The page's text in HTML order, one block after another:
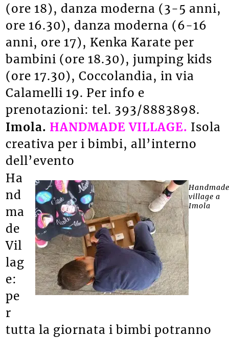
(ore 18), danza moderna (3-5 anni,
ore 16.30), danza moderna (6-16
anni, ore 17), Kenka Karate per
bambini (ore 18.30), jumping kids
(ore 17.30), Coccolandia, in via
Calamelli 19. Per info e
prenotazioni: tel. 393/8883898.
Imola. HANDMADE VILLAGE. Isola
creativa per i bimbi, all’interno
dell’evento
Handmade
village a
Imola
Ha
nd
ma
de
Vil
lag
e:
pe
r
tutta la giornata i bimbi potranno